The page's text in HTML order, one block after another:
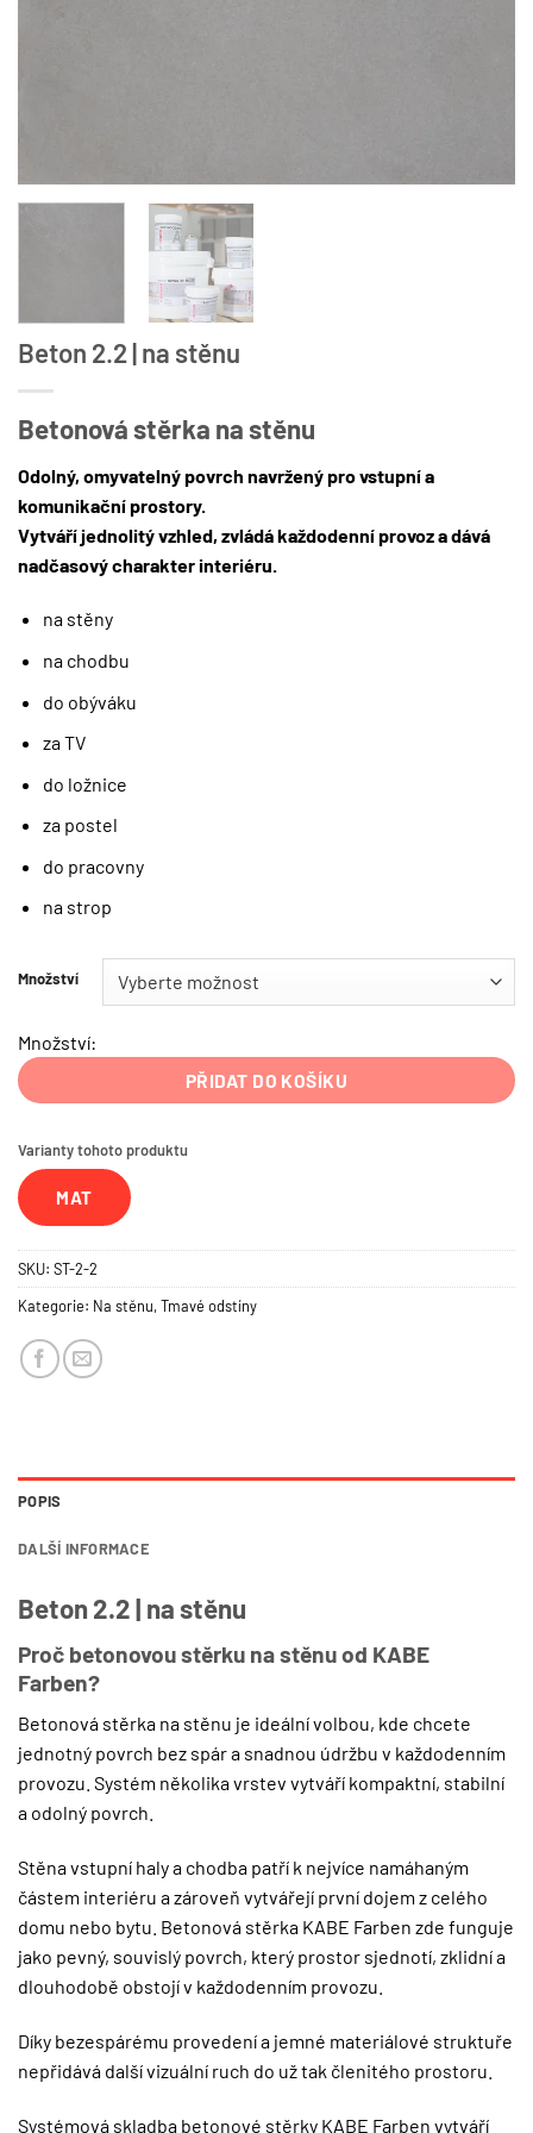
Beton 2.2 | na stěnu
Betonová stěrka na stěnu
Odolný, omyvatelný povrch navržený pro vstupní a
komunikační prostory.
Vytváří jednolitý vzhled, zvládá každodenní provoz a dává
nadčasový charakter interiéru.
na stěny
na chodbu
do obýváku
za TV
do ložnice
za postel
do pracovny
na strop
Množství
Množství:
PŘIDAT DO KOŠÍKU
Varianty tohoto produktu
MAT
SKU: ST-2-2
Kategorie: Na stěnu,Tmavé odstíny
POPIS
DALŠÍ INFORMACE
Beton 2.2 | na stěnu
Proč betonovou stěrku na stěnu od KABE
Farben?
Betonová stěrka na stěnu je ideální volbou, kde chcete
jednotný povrch bez spár a snadnou údržbu v každodenním
provozu. Systém několika vrstev vytváří kompaktní, stabilní
a odolný povrch.
Stěna vstupní haly a chodba patří k nejvíce namáhaným
částem interiéru a zároveň vytvářejí první dojem z celého
domu nebo bytu. Betonová stěrka KABE Farben zde funguje
jako pevný, souvislý povrch, který prostor sjednotí, zklidní a
dlouhodobě obstojí v každodenním provozu.
Díky bezespárému provedení a jemné materiálové struktuře
nepřidává další vizuální ruch do už tak členitého prostoru.
Systémová skladba betonové stěrky KABE Farben vytváří